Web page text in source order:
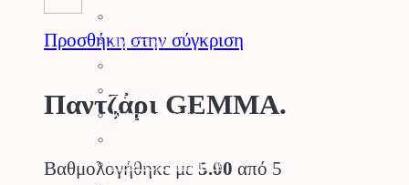
Προσθήκη στην σύγκριση
Παντζάρι GEMMA.
Βαθμολογήθηκε με 5.00 από 5
Πλυστικά
Σκαπτικά
Καταστροφέας
Αντλίες – Πιεστικά